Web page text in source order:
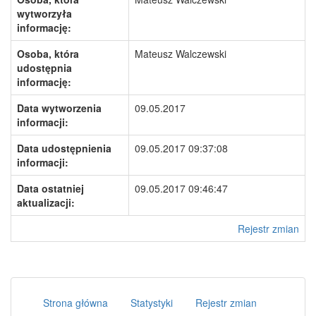
wytworzyła
informację:
Osoba, która
udostępnia
informację:
Mateusz Walczewski
Data wytworzenia
informacji:
09.05.2017
Data udostępnienia
informacji:
09.05.2017 09:37:08
Data ostatniej
aktualizacji:
09.05.2017 09:46:47
Rejestr zmian
Strona główna Statystyki Rejestr zmian